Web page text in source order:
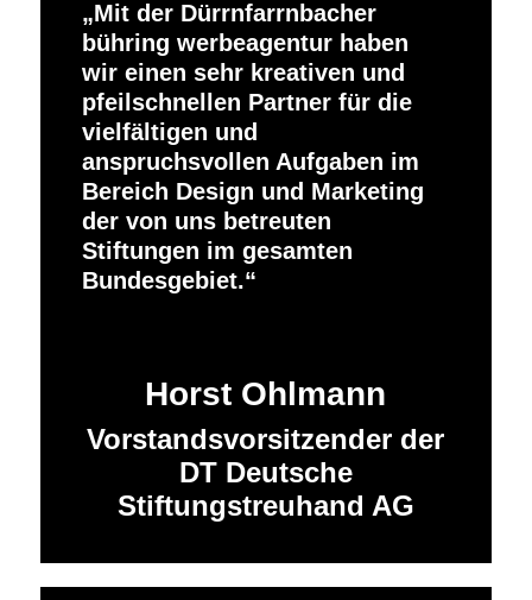
Mit der Dürrnfarrnbacher
bühring werbeagentur haben
wir einen sehr kreativen und
pfeilschnellen Partner für die
vielfältigen und
anspruchsvollen Aufgaben im
Bereich Design und Marketing
der von uns betreuten
Stiftungen im gesamten
Bundesgebiet.
Horst Ohlmann
Vorstandsvorsitzender der
DT Deutsche
Stiftungstreuhand AG